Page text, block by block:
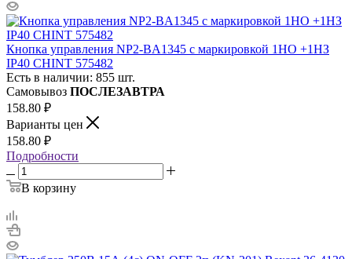
Кнопка управления NP2-BA1345 с маркировкой 1НО +1НЗ
IP40 CHINT 575482
Есть в наличии: 855 шт.
Самовывоз ПОСЛЕЗАВТРА
158.80 ₽
Варианты цен
158.80 ₽
Подробности
В корзину